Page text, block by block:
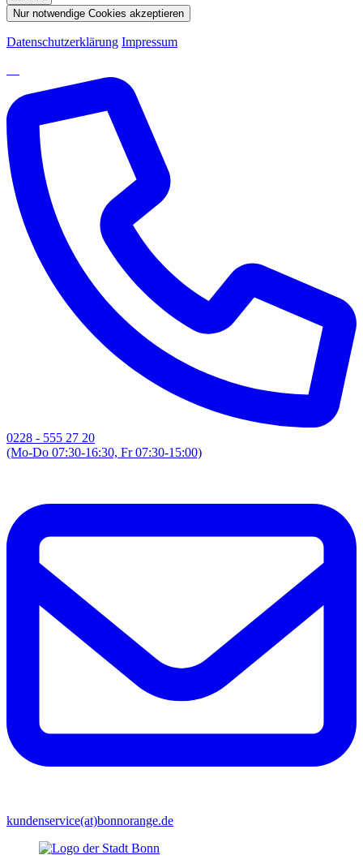
Nur notwendige Cookies akzeptieren
Datenschutzerklärung Impressum
0228 - 555 27 20
(Mo-Do 07:30-16:30, Fr 07:30-15:00)
kundenservice(at)bonnorange.de